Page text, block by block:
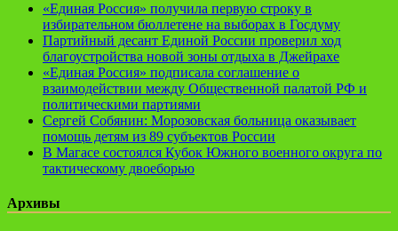
«Единая Россия» получила первую строку в
избирательном бюллетене на выборах в Госдуму
Партийный десант Единой России проверил ход
благоустройства новой зоны отдыха в Джейрахе
«Единая Россия» подписала соглашение о
взаимодействии между Общественной палатой РФ и
политическими партиями
Сергей Собянин: Морозовская больница оказывает
помощь детям из 89 субъектов России
В Магасе состоялся Кубок Южного военного округа по
тактическому двоеборью
Архивы